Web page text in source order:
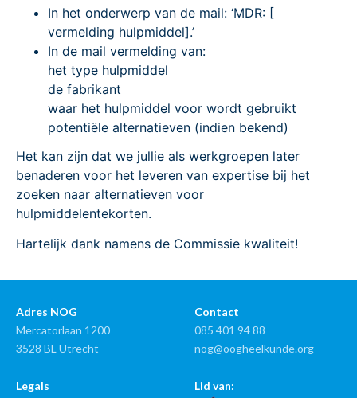
In het onderwerp van de mail: ‘MDR: [
vermelding hulpmiddel].’
In de mail vermelding van:
het type hulpmiddel
de fabrikant
waar het hulpmiddel voor wordt gebruikt
potentiële alternatieven (indien bekend)
Het kan zijn dat we jullie als werkgroepen later
benaderen voor het leveren van expertise bij het
zoeken naar alternatieven voor
hulpmiddelentekorten.
Hartelijk dank namens de Commissie kwaliteit!
Adres NOG
Mercatorlaan 1200
3528 BL Utrecht
Contact
085 401 94 88
nog@oogheelkunde.org
Legals
Lid van: